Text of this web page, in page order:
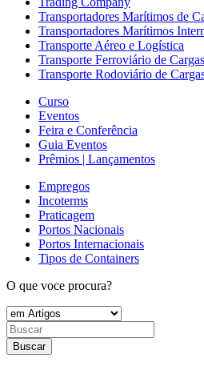
Transportadores Marítimos de
Transportadores Marítimos
Transporte Aéreo e Logística
Transporte Ferroviário de
Transporte Rodoviário de
Curso
Eventos
Feira e Conferência
Guia Eventos
Prêmios | Lançamentos
Empregos
Incoterms
Praticagem
Portos Nacionais
Portos Internacionais
Tipos de Containers
O que voce procura?
Buscar